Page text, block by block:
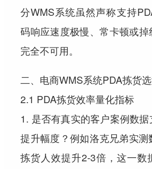
分WMS系统虽然声称支持
码响应速度极慢、常卡顿或
完全不可用。
二、电商WMS系统PDA拣货
2.1 PDA拣货效率量化指标
1. 是否有真实的客户案例数
提升幅度？例如洛克兄弟实测
拣货人效提升2-3倍，这一数